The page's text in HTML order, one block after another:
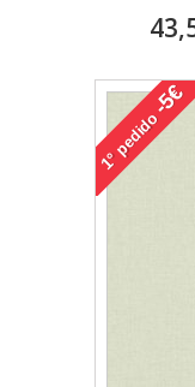
1°
pedido
-5€